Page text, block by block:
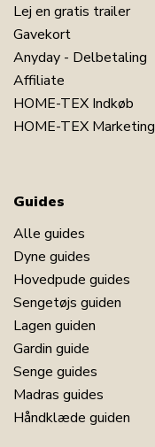
Lej en gratis trailer
Gavekort
Anyday - Delbetaling
Affiliate
HOME-TEX Indkøb
HOME-TEX Marketing
Guides
Alle guides
Dyne guides
Hovedpude guides
Sengetøjs guiden
Lagen guiden
Gardin guide
Senge guides
Madras guides
Håndklæde guiden